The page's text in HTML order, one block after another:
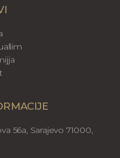
56a, Sarajevo 71000,